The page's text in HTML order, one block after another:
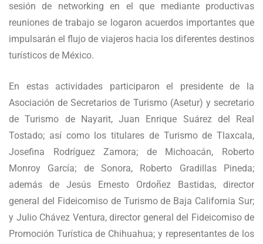
sesión de networking en el que mediante productivas
reuniones de trabajo se logaron acuerdos importantes que
impulsarán el flujo de viajeros hacia los diferentes destinos
turísticos de México.
En estas actividades participaron el presidente de la
Asociación de Secretarios de Turismo (Asetur) y secretario
de Turismo de Nayarit, Juan Enrique Suárez del Real
Tostado; así como los titulares de Turismo de Tlaxcala,
Josefina Rodríguez Zamora; de Michoacán, Roberto
Monroy García; de Sonora, Roberto Gradillas Pineda;
además de Jesús Ernesto Ordoñez Bastidas, director
general del Fideicomiso de Turismo de Baja California Sur;
y Julio Chávez Ventura, director general del Fideicomiso de
Promoción Turística de Chihuahua; y representantes de los